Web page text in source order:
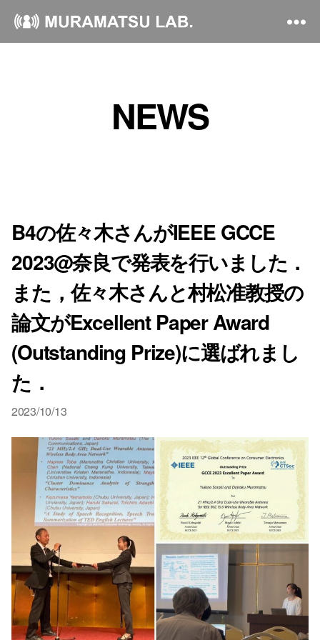
NEWS
B4の佐々木さんがIEEE GCCE
2023@奈良で発表を行いました．
また，佐々木さんと村松准教授の
論文がExcellent Paper Award
(Outstanding Prize)に選ばれまし
た．
2023/10/13